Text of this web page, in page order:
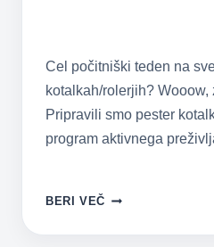
Cel počitniški teden na
kotalkah/rolerjih?
Pripravili smo pester
program aktivnega
BERI VEČ POČITNICE
KOTALKAH